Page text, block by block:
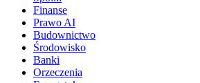
Finanse
Prawo AI
Budownictwo
Środowisko
Banki
Orzeczenia